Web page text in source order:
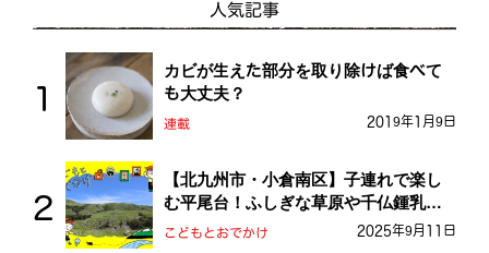
人気記事
カビが生えた部分を取り除けば食べて
も大丈夫？
連載 2019年1月9日
【北九州市・小倉南区】子連れで楽し
む平尾台！ふしぎな草原や千仏鍾乳洞
を探検しよう！
こどもとおでかけ 2025年9月11日